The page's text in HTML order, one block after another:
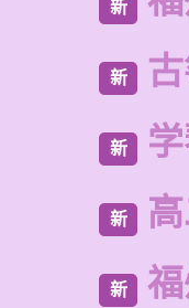
新
新
新
新
新